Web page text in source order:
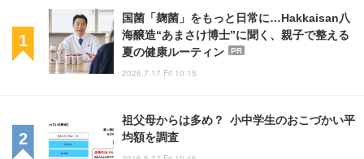
国菌「麹菌」をもっと日常に…Hakkaisan八
海醸造“あまさけ博士”に聞く、親子で整える
夏の健康ルーティン
PR
2026.7.17 Fri 10:15
祖父母からは多め？ 小中学生のおこづかい平
均額を調査